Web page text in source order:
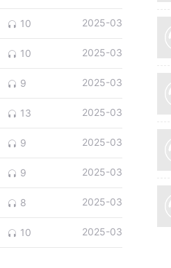
10 2025-03
10 2025-03
9 2025-03
13 2025-03
9 2025-03
9 2025-03
8 2025-03
10 2025-03